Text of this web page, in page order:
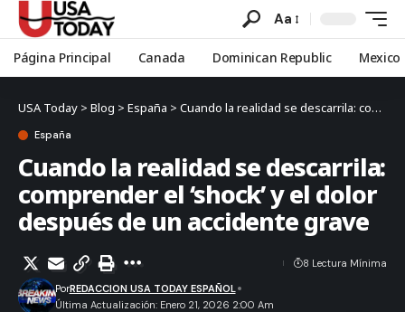
Aa
Página Principal Canada Dominican Republic Mexico
USA Today > Blog > España > Cuando la realidad se descarrila: comprender el ‘shock’ y el dolor después de un accidente grave
España
Cuando la realidad se descarrila:
comprender el ‘shock’ y el dolor
después de un accidente grave
Última Actualización: Enero 21, 2026 2:00 Am
PorREDACCION USA TODAY ESPAÑOL
8 Lectura Mínima